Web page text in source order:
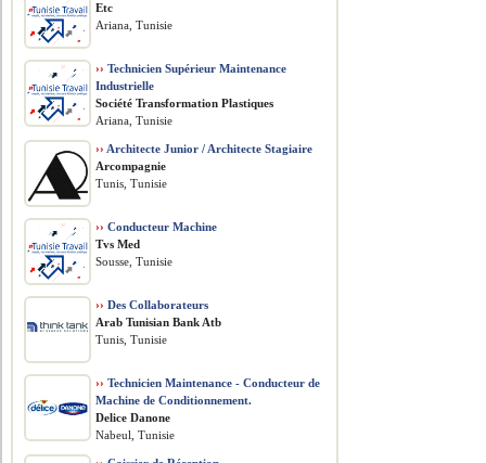
Etc
Ariana, Tunisie
›› Technicien Supérieur Maintenance
Industrielle
Société Transformation Plastiques
Ariana, Tunisie
›› Architecte Junior / Architecte Stagiaire
Arcompagnie
Tunis, Tunisie
›› Conducteur Machine
Tvs Med
Sousse, Tunisie
›› Des Collaborateurs
Arab Tunisian Bank Atb
Tunis, Tunisie
›› Technicien Maintenance - Conducteur de
Machine de Conditionnement.
Delice Danone
Nabeul, Tunisie